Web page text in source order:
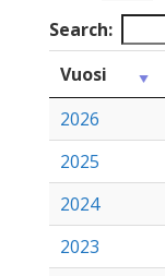
Search:
Vuosi
2026
2025
2024
2023